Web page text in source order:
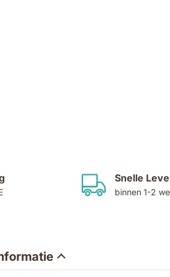
Snelle
binnen 1-2